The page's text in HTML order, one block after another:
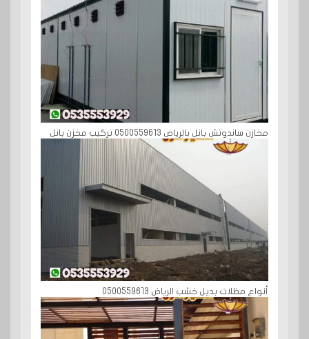
مخازن ساندوتش بانل بالرياض 0500559613 تركيب مخزن بانل
أنواع مظلات بديل خشب الرياض 0500559613